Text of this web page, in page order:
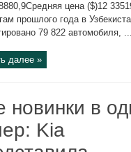
цена ($)12
прошлого года в
79 822 автомобиля, ...
далее »
новинки в
Kia